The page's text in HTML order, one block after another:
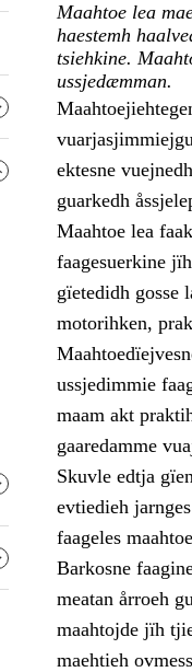
Maahtoe lea
haestemh
tsiehkine.
ussjedæmman.
ektesne
guarkedh
Maahtoe lea
faagesuerkine
gïetedidh gosse
motorihken,
ussjedimmie
maam akt
gaaredamme
Skuvle edtja
evtiedieh
faageles
Barkosne
meatan årroeh
maahtojde jïh
maehtieh